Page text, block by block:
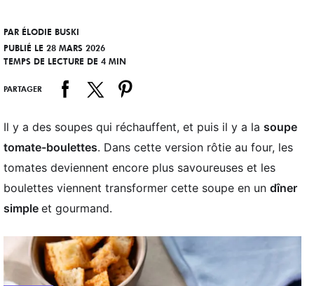
PAR ÉLODIE BUSKI
PUBLIÉ LE 28 MARS 2026
TEMPS DE LECTURE DE 4 MIN
PARTAGER
Il y a des soupes qui réchauffent, et puis il y a la soupe
tomate-boulettes. Dans cette version rôtie au four, les
tomates deviennent encore plus savoureuses et les
boulettes viennent transformer cette soupe en un dîner
simple et gourmand.